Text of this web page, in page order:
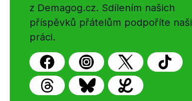
z Demagog.cz. Sdílením našich
příspěvků přátelům podpoříte naši
práci.